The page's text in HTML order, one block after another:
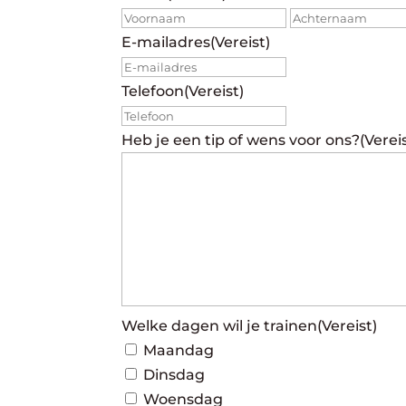
Voornaam
E-mailadres(Vereist)
Telefoon(Vereist)
Heb je een tip of wens voor ons?
Welke dagen wil je trainen(Vereist)
Maandag
Dinsdag
Woensdag